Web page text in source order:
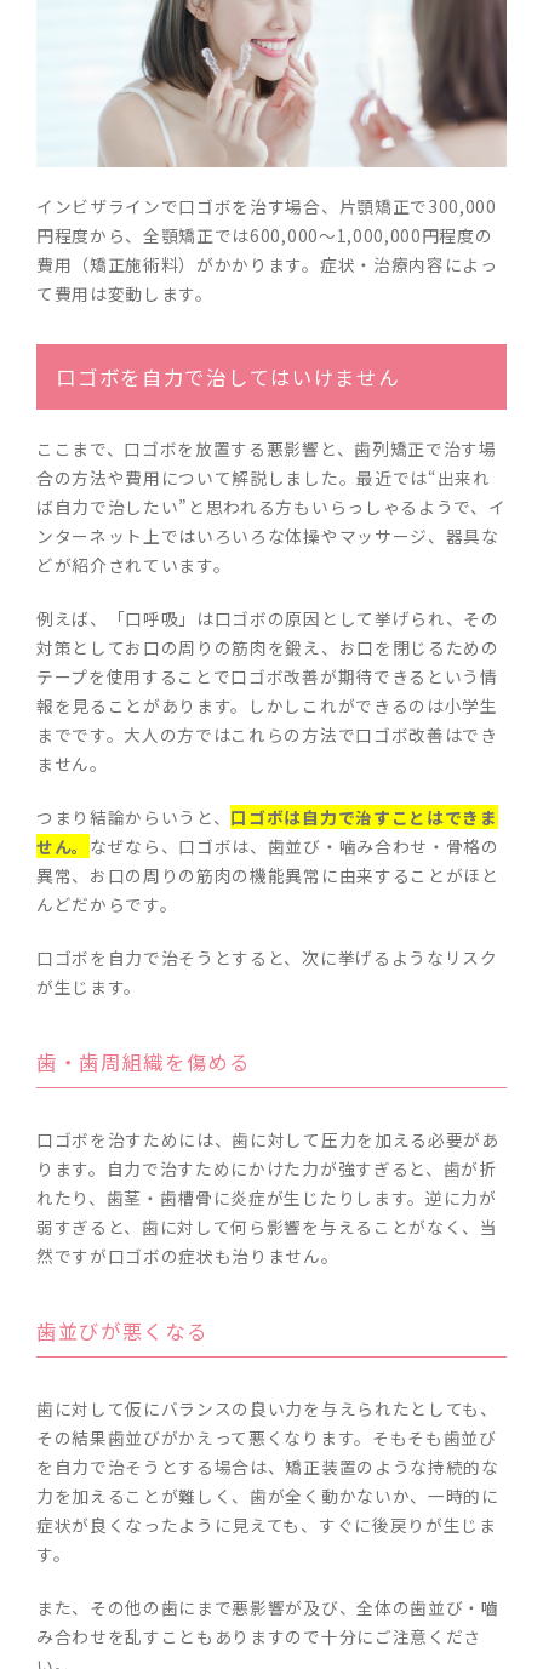
インビザラインで口ゴボを治す場合、片顎矯正で300,000
円程度から、全顎矯正では600,000～1,000,000円程度の
費用（矯正施術料）がかかります。症状・治療内容によっ
て費用は変動します。
口ゴボを自力で治してはいけません
ここまで、口ゴボを放置する悪影響と、歯列矯正で治す場
合の方法や費用について解説しました。最近では“出来れ
ば自力で治したい”と思われる方もいらっしゃるようで、イ
ンターネット上ではいろいろな体操やマッサージ、器具な
どが紹介されています。
例えば、「口呼吸」は口ゴボの原因として挙げられ、その
対策としてお口の周りの筋肉を鍛え、お口を閉じるための
テープを使用することで口ゴボ改善が期待できるという情
報を見ることがあります。しかしこれができるのは小学生
までです。大人の方ではこれらの方法で口ゴボ改善はでき
ません。
つまり結論からいうと、 口ゴボは自力で治すことはできま
せん。 なぜなら、口ゴボは、歯並び・噛み合わせ・骨格の
異常、お口の周りの筋肉の機能異常に由来することがほと
んどだからです。
口ゴボを自力で治そうとすると、次に挙げるようなリスク
が生じます。
歯・歯周組織を傷める
口ゴボを治すためには、歯に対して圧力を加える必要があ
ります。自力で治すためにかけた力が強すぎると、歯が折
れたり、歯茎・歯槽骨に炎症が生じたりします。逆に力が
弱すぎると、歯に対して何ら影響を与えることがなく、当
然ですが口ゴボの症状も治りません。
歯並びが悪くなる
歯に対して仮にバランスの良い力を与えられたとしても、
その結果歯並びがかえって悪くなります。そもそも歯並び
を自力で治そうとする場合は、矯正装置のような持続的な
力を加えることが難しく、歯が全く動かないか、一時的に
症状が良くなったように見えても、すぐに後戻りが生じま
す。
また、その他の歯にまで悪影響が及び、全体の歯並び・嚙
み合わせを乱すこともありますので十分にご注意くださ